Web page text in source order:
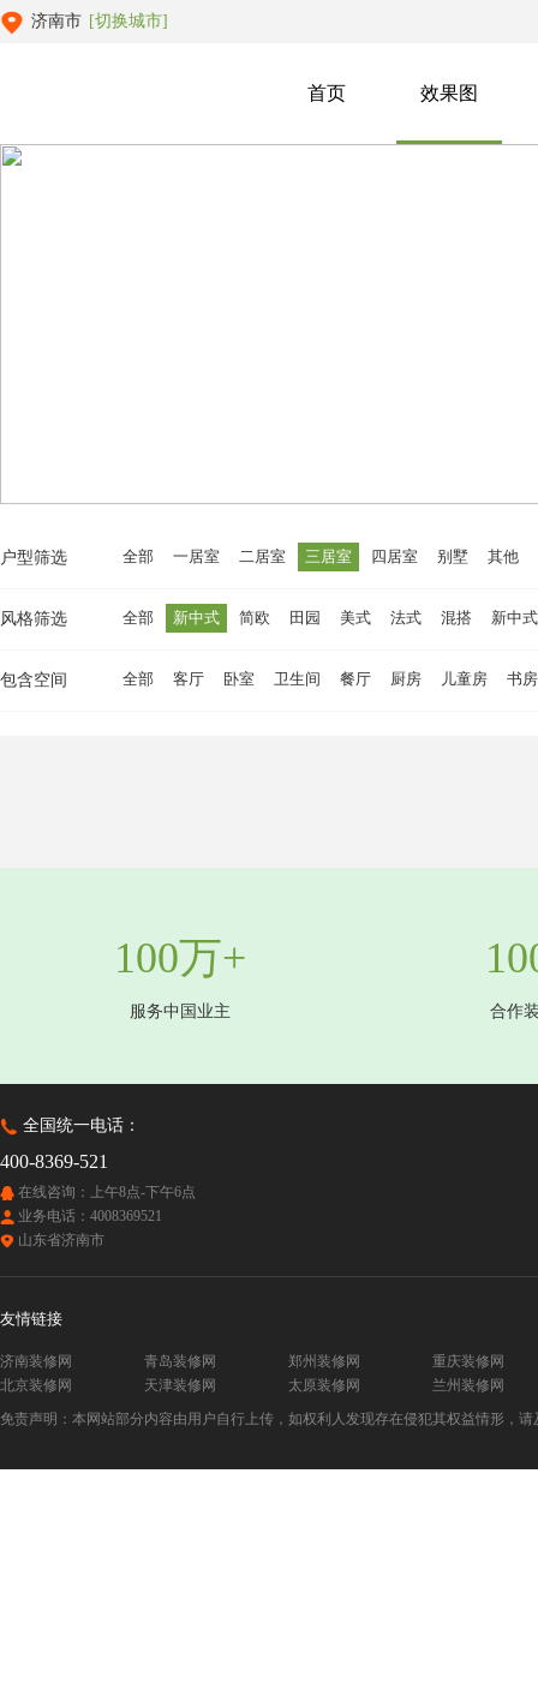
济南市 [切换城市]
首页 效果图
户型筛选 全部 一居室 二居室 三居室 四居室 别墅 其他
风格筛选 全部 新中式 简欧 田园 美式 法式 混搭 新中式
包含空间 全部 客厅 卧室 卫生间 餐厅 厨房 儿童房 书房
100万+
服务中国业主 合作
全国统一电话：
400-8369-521
在线咨询：上午8点-下午6点
业务电话：4008369521
山东省济南市
友情链接
济南装修网 青岛装修网 郑州装修网
重庆装修网
北京装修网
天津装修网 太原装修网
兰州装修网
免责声明：本网站部分内容由用户自行上传，如权利人发现存在侵犯其权益情形，